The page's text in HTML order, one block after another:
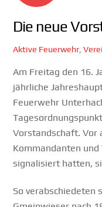
Die neue
Aktive Feuerwehr ,
Am Freitag den 16.
jährliche
Feuerwehr
Vorstandschaft. Vor
Kommandanten
signalisiert hatten,
So verabschiedeten